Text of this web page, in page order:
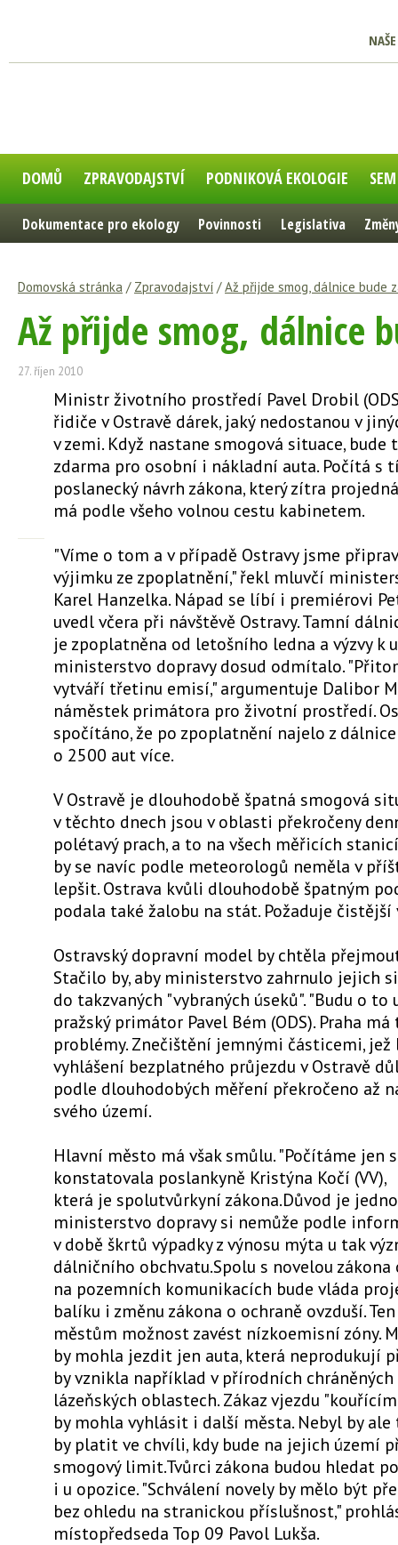
DOMŮ ZPRAVODAJSTVÍ PODNIKOVÁ EKOLOGIE
Dokumentace pro ekology Povinnosti Legislativa
Domovská stránka / Zpravodajství /Až přijde smog, dálnice bude
Až přijde smog, dálnice
27. říjen 2010
Ministr životního prostředí Pavel Drobil
řidiče v Ostravě dárek, jaký nedostanou v
v zemi. Když nastane smogová situace,
zdarma pro osobní i nákladní auta. Počítá s
poslanecký návrh zákona, který zítra
má podle všeho volnou cestu kabinetem.
"Víme o tom a v případě Ostravy jsme
výjimku ze zpoplatnění," řekl mluvčí
Karel Hanzelka. Nápad se líbí i premiérovi
uvedl včera při návštěvě Ostravy. Tamní
je zpoplatněna od letošního ledna a výzvy k
ministerstvo dopravy dosud odmítalo.
vytváří třetinu emisí," argumentuje Dalibor
náměstek primátora pro životní prostředí.
spočítáno, že po zpoplatnění najelo z
o 2500 aut více.
V Ostravě je dlouhodobě špatná smogová
v těchto dnech jsou v oblasti překročeny
polétavý prach, a to na všech měřicích
by se navíc podle meteorologů neměla v
lepšit. Ostrava kvůli dlouhodobě špatným
podala také žalobu na stát. Požaduje čistější
Ostravský dopravní model by chtěla
Stačilo by, aby ministerstvo zahrnulo jejich
do takzvaných "vybraných úseků". "Budu o to
pražský primátor Pavel Bém (ODS). Praha
problémy. Znečištění jemnými částicemi, jež
vyhlášení bezplatného průjezdu v Ostravě
podle dlouhodobých měření překročeno až
svého území.
Hlavní město má však smůlu. "Počítáme jen
konstatovala poslankyně Kristýna Kočí (VV),
která je spolutvůrkyní zákona.Důvod je
ministerstvo dopravy si nemůže podle
v době škrtů výpadky z výnosu mýta u tak
dálničního obchvatu.Spolu s novelou zákona
na pozemních komunikacích bude vláda
balíku i změnu zákona o ochraně ovzduší.
městům možnost zavést nízkoemisní zóny.
by mohla jezdit jen auta, která neprodukují
by vznikla například v přírodních
lázeňských oblastech. Zákaz vjezdu
by mohla vyhlásit i další města. Nebyl by ale
by platit ve chvíli, kdy bude na jejich území
smogový limit.Tvůrci zákona budou hledat
i u opozice. "Schválení novely by mělo být
bez ohledu na stranickou příslušnost,"
místopředseda Top 09 Pavol Lukša.